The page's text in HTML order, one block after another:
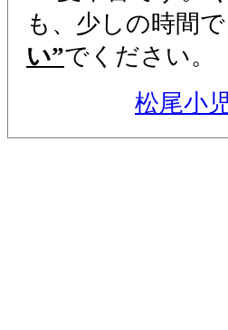
も、少しの時間で
い”でください。
松尾小